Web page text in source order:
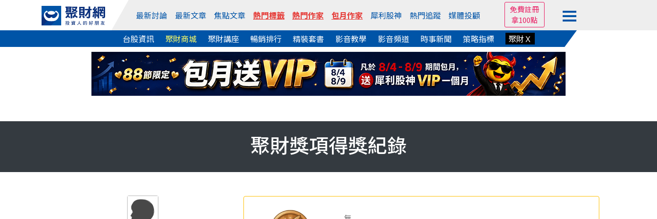
最新討論 最新文章 焦點文章 熱門標籤 熱門作家 包月作家 犀利股神 熱門追蹤 媒體投顧
免費註冊
拿100點
台股資訊 聚財商城 聚財講座 暢銷排行 精裝套書 影音教學 影音頻道 時事新聞 策略指標 聚財Ｘ
聚財獎項得獎紀錄